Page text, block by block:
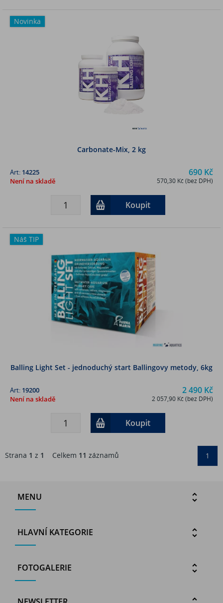
Novinka
Carbonate-Mix, 2 kg
690 Kč
570,30 Kč (bez DPH)
Art: 14225
Není na skladě
Koupit
Náš TIP
Balling Light Set - jednoduchý start Ballingovy metody, 6kg
2 490 Kč
2 057,90 Kč (bez DPH)
Art: 19200
Není na skladě
Koupit
Strana 1 z 1 Celkem 11 záznamů 1
MENU
HLAVNÍ KATEGORIE
FOTOGALERIE